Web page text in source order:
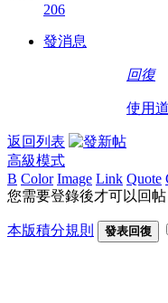
206
發消息
回復
使用
返回列表
高級模式
B Color Image Link Quote
您需要登錄後才可以回帖
本版積分規則 發表回復